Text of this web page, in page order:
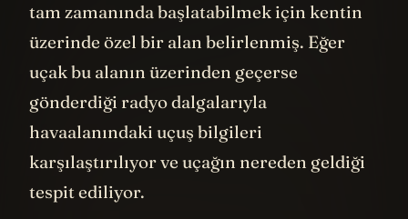
tam zamanında başlatabilmek için kentin
üzerinde özel bir alan belirlenmiş. Eğer
uçak bu alanın üzerinden geçerse
gönderdiği radyo dalgalarıyla
havaalanındaki uçuş bilgileri
karşılaştırılıyor ve uçağın nereden geldiği
tespit ediliyor.